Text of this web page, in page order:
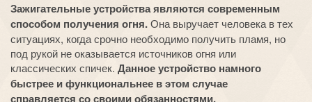
Зажигательные устройства являются современным
способом получения огня.Она выручает человека в тех
ситуациях, когда срочно необходимо получить пламя, но
под рукой не оказывается источников огня или
классических спичек. Данное устройство намного
быстрее и функциональнее в этом случае
справляется со своими обязанностями.